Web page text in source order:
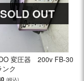
SOLD OUT
変圧器 200v FB-30
ンク